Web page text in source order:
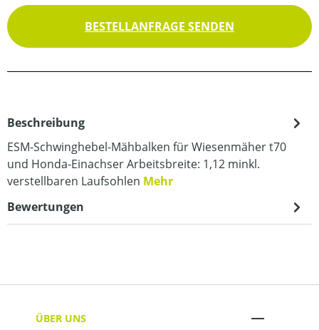
BESTELLANFRAGE SENDEN
Beschreibung
ESM-Schwinghebel-Mähbalken für Wiesenmäher t70
und Honda-Einachser Arbeitsbreite: 1,12 minkl.
verstellbaren Laufsohlen Mehr
Bewertungen
ÜBER UNS